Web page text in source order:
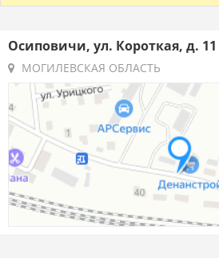
Осиповичи, ул. Короткая, д. 11
МОГИЛЕВСКАЯ ОБЛАСТЬ